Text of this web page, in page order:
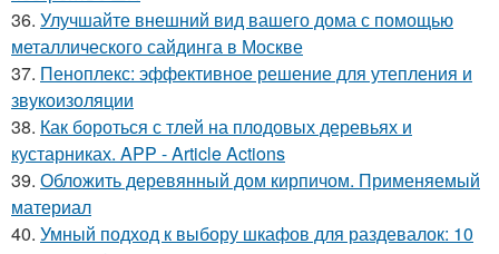
36. Улучшайте внешний вид вашего дома с помощью
металлического сайдинга в Москве
37. Пеноплекс: эффективное решение для утепления и
звукоизоляции
38. Как бороться с тлей на плодовых деревьях и
кустарниках. APP - Article Actions
39. Обложить деревянный дом кирпичом. Применяемый
материал
40. Умный подход к выбору шкафов для раздевалок: 10